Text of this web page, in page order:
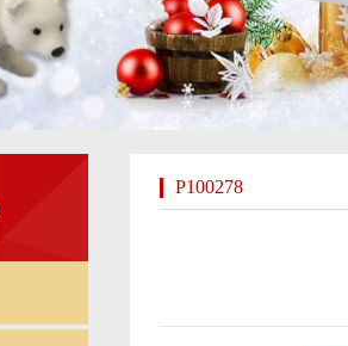
P100278